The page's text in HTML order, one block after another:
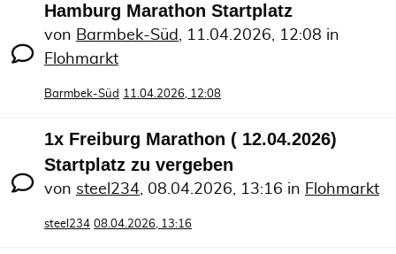
Hamburg Marathon Startplatz
von Barmbek-Süd, 11.04.2026, 12:08 in
Flohmarkt
Barmbek-Süd 11.04.2026, 12:08
1x Freiburg Marathon ( 12.04.2026)
Startplatz zu vergeben
von steel234, 08.04.2026, 13:16 in Flohmarkt
steel234 08.04.2026, 13:16